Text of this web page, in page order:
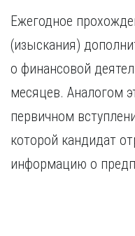
Ежегодное
(изыскания)
о финансовой
месяцев. Аналогом
первичном
которой кандидат
информацию о